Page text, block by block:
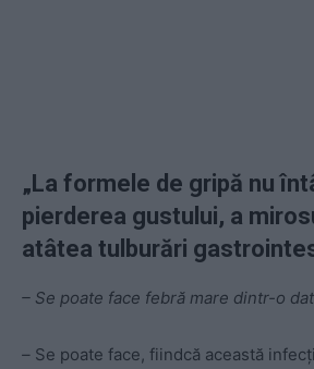
„La formele de gripă nu
pierderea gustului, a
atâtea tulburări
– Se poate face febră mare dintr-o
– Se poate face, fiindcă această